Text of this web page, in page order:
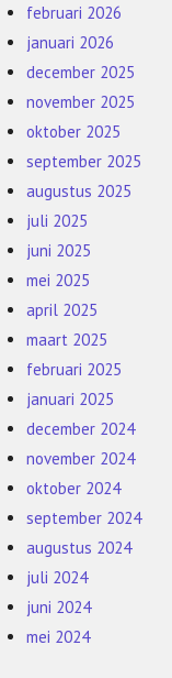
februari 2026
januari 2026
december 2025
november 2025
oktober 2025
september 2025
augustus 2025
juli 2025
juni 2025
mei 2025
april 2025
maart 2025
februari 2025
januari 2025
december 2024
november 2024
oktober 2024
september 2024
augustus 2024
juli 2024
juni 2024
mei 2024